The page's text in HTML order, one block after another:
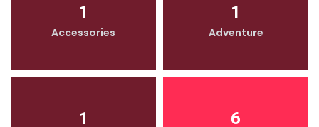
1
Accessories
1
Adventure
1 6